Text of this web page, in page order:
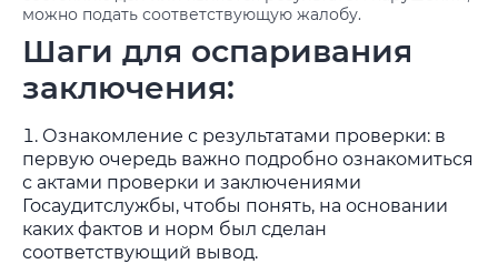
можно подать соответствующую жалобу.
Шаги для оспаривания
заключения:
Ознакомление с результатами проверки: в
первую очередь важно подробно ознакомиться
с актами проверки и заключениями
Госаудитслужбы, чтобы понять, на основании
каких фактов и норм был сделан
соответствующий вывод.